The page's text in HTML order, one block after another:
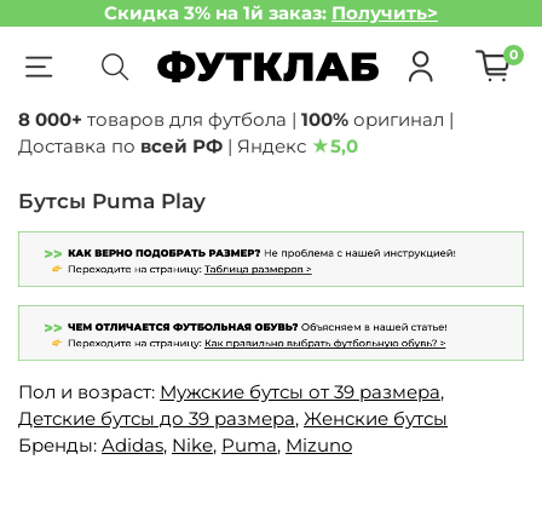
Скидка 3% на 1й заказ: Получить>
0
8 000+ товаров для футбола | 100% оригинал |
Доставка по всей РФ | Яндекс ★5,0
Бутсы Puma Play
Пол и возраст: Мужские бутсы от 39 размера,
Детские бутсы до 39 размера, Женские бутсы
Бренды: Adidas, Nike, Puma, Mizuno